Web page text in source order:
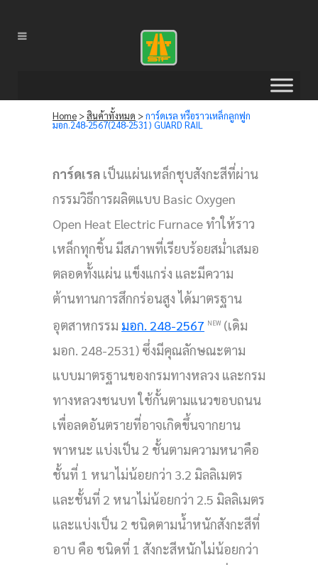
Home >สินค้าทั้งหมด >การ์ดเรล หรือราวเหล็กลูกฟูก
มอก.248-2567(248-2531) GUARD RAIL
การ์ดเรล เป็นแผ่นเหล็กชุบสังกะสีที่ผ่าน
กรรมวิธีการผลิตแบบ Basic Oxygen
Open Heat Electric Furnace ทำให้ราว
เหล็กทุกชิ้น มีสภาพที่เรียบร้อยสม่ำเสมอ
ตลอดทั้งแผ่น แข็งแกร่ง และมีความ
ต้านทานการสึกกร่อนสูง ได้มาตรฐาน
อุตสาหกรรม มอก. 248-2567 NEW (เดิม
มอก. 248-2531) ซึ่งมีคุณลักษณะตาม
แบบมาตรฐานของกรมทางหลวง และกรม
ทางหลวงชนบท ใช้กั้นตามแนวขอบถนน
เพื่อลดอันตรายที่อาจเกิดขึ้นจากยาน
พาหนะ แบ่งเป็น 2 ชั้นตามความหนาคือ
ชั้นที่ 1 หนาไม่น้อยกว่า 3.2 มิลลิเมตร
และชั้นที่ 2 หนาไม่น้อยกว่า 2.5 มิลลิเมตร
และแบ่งเป็น 2 ชนิดตามน้ำหนักสังกะสีที่
อาบ คือ ชนิดที่ 1 สังกะสีหนักไม่น้อยกว่า